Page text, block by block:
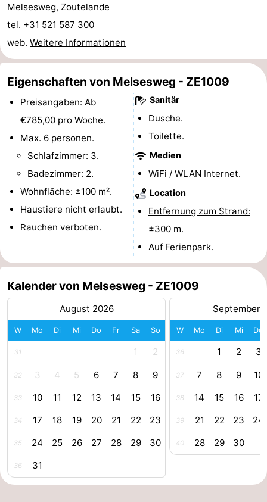
Galerien
-
Denkmäler
-
Kirchen
-
Leuchtturme
Aussichtspunkte
Attraktionen
Spielplätze
Spielplätze
Bowling
Wellness-
&
Natur
Sport
Radfahren
Wandern
Reiten
Melsesweg, Zoutelande
tel. +31 521 587 300
web. Weitere Informationen
Eigenschaften von Melsesweg - ZE1009
Preisangaben: Ab
€785,00 pro Woche.
Max. 6 personen.
Schlafzimmer: 3.
Badezimmer: 2.
Wohnfläche: ±100 m².
Haustiere nicht erlaubt.
Rauchen verboten.
Sanitär
Dusche.
Toilette.
Medien
WiFi / WLAN Internet.
Location
Entfernung zum Strand:
±300 m.
Auf Ferienpark.
Kalender von Melsesweg - ZE1009
August 2026
W Mo Di Mi Do Fr Sa So
31 1 2
32 3 4 5 6 7 8 9
33 10 11 12 13 14 15 16
34 17 18 19 20 21 22 23
35 24 25 26 27 28 29 30
36 31
September
W Mo Di Mi Do
36 1 2 3
37 7 8 9 10
38 14 15 16 17
39 21 22 23 24
40 28 29 30